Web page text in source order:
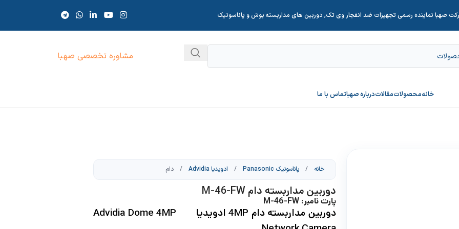
صهبا نماینده رسمی تجهیزات ضد انفجار وی تک, دوربین های مداربسته بوش و پاناسونیک
مشاوره تخصصی صهبا
خانهمحصولاتمقالاتدرباره صهباتماس با ما
خانه / پاناسونیک Panasonic / ادویدیا Advidia / دام
دوربین مداربسته دام M-46-FW
پارت نامبر: M-46-FW
دوربین مداربسته دام 4MP ادویدیا Advidia Dome 4MP